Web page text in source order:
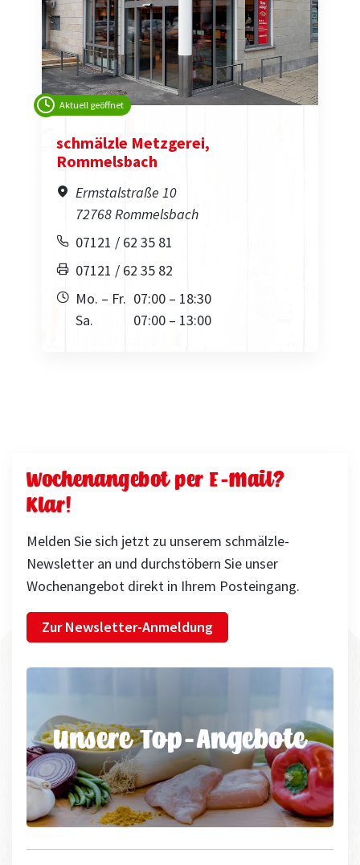
Aktuell geöffnet
schmälzle Metzgerei,
Rommelsbach
Ermstalstraße 10
72768 Rommelsbach
07121 / 62 35 81
07121 / 62 35 82
Mo. – Fr. 07:00 – 18:30
Sa.
07:00 – 13:00
Wochenangebot per E-Mail?
Klar!
Melden Sie sich jetzt zu unserem schmälzle-
Newsletter an und durchstöbern Sie unser
Wochenangebot direkt in Ihrem Posteingang.
Zur Newsletter-Anmeldung
Unsere Top-Angebote